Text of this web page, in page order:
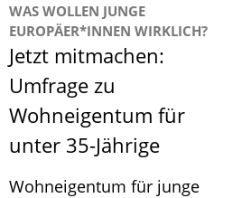
WAS WOLLEN JUNGE
EUROPÄER*INNEN WIRKLICH?
Jetzt mitmachen:
Umfrage zu
Wohneigentum für
unter 35-Jährige
Wohneigentum für junge